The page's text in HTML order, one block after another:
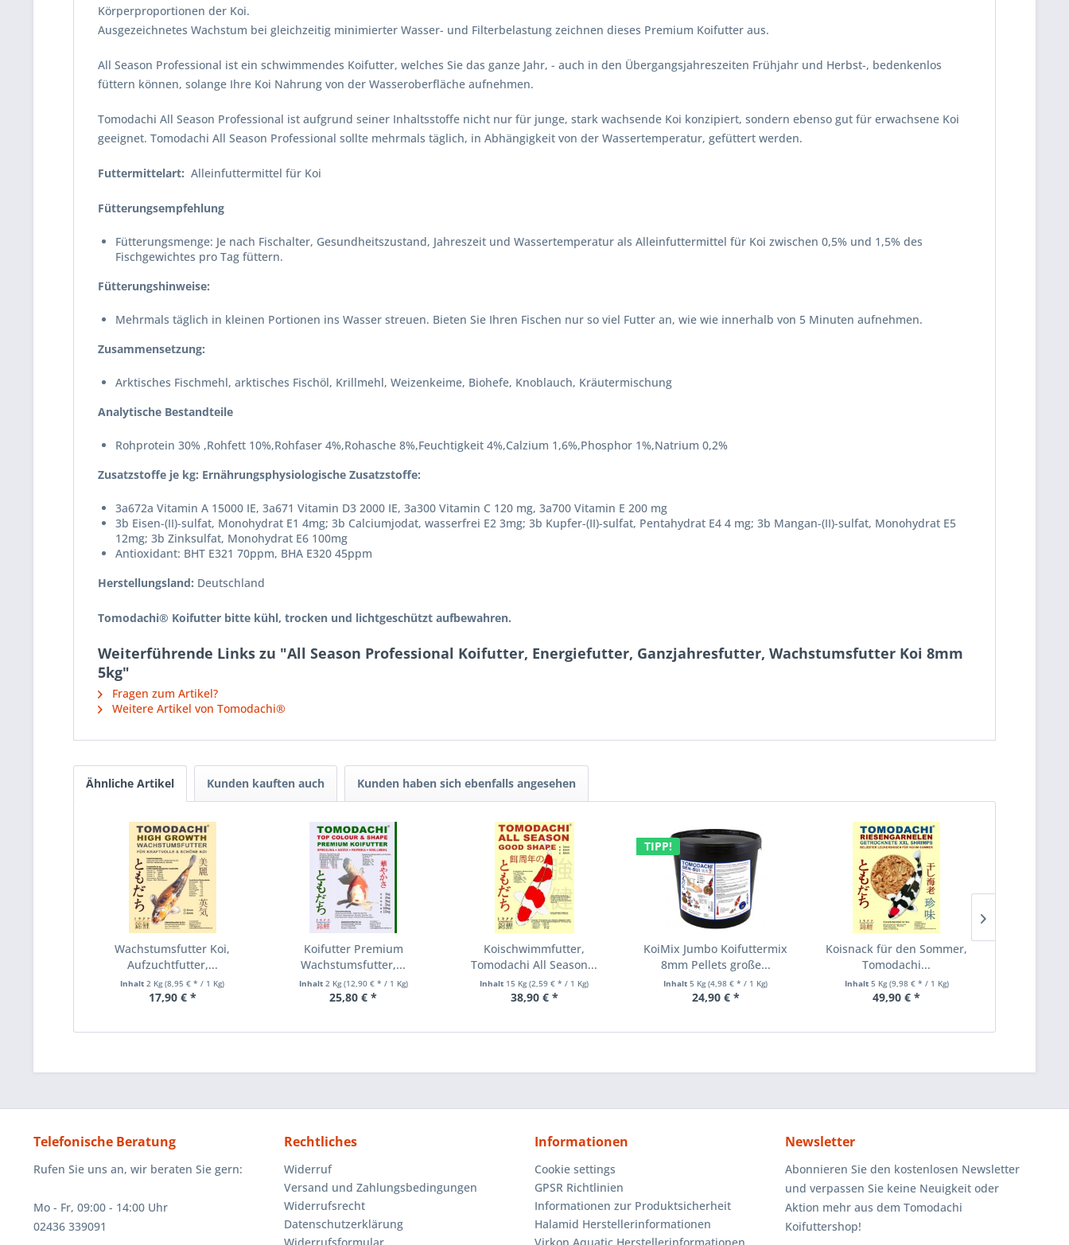
Körperproportionen der Koi.
Ausgezeichnetes Wachstum bei gleichzeitig minimierter Wasser- und Filterbelastung zeichnen dieses Premium Koifutter aus.
All Season Professional ist ein schwimmendes Koifutter, welches Sie das ganze Jahr, - auch in den Übergangsjahreszeiten Frühjahr und Herbst-, bedenkenlos
füttern können, solange Ihre Koi Nahrung von der Wasseroberfläche aufnehmen.
Tomodachi All Season Professional ist aufgrund seiner Inhaltsstoffe nicht nur für junge, stark wachsende Koi konzipiert, sondern ebenso gut für erwachsene Koi
geeignet. Tomodachi All Season Professional sollte mehrmals täglich, in Abhängigkeit von der Wassertemperatur, gefüttert werden.
Futtermittelart: Alleinfuttermittel für Koi
Fütterungsempfehlung
Fütterungsmenge: Je nach Fischalter, Gesundheitszustand, Jahreszeit und Wassertemperatur als Alleinfuttermittel für Koi zwischen 0,5% und 1,5% des
Fischgewichtes pro Tag füttern.
Fütterungshinweise:
Mehrmals täglich in kleinen Portionen ins Wasser streuen. Bieten Sie Ihren Fischen nur so viel Futter an, wie wie innerhalb von 5 Minuten aufnehmen.
Zusammensetzung:
Arktisches Fischmehl, arktisches Fischöl, Krillmehl, Weizenkeime, Biohefe, Knoblauch, Kräutermischung
Analytische Bestandteile
Rohprotein 30% ,Rohfett 10%,Rohfaser 4%,Rohasche 8%,Feuchtigkeit 4%,Calzium 1,6%,Phosphor 1%,Natrium 0,2%
Zusatzstoffe je kg: Ernährungsphysiologische Zusatzstoffe:
3a672a Vitamin A 15000 IE, 3a671 Vitamin D3 2000 IE, 3a300 Vitamin C 120 mg, 3a700 Vitamin E 200 mg
3b Eisen-(II)-sulfat, Monohydrat E1 4mg; 3b Calciumjodat, wasserfrei E2 3mg; 3b Kupfer-(II)-sulfat, Pentahydrat E4 4 mg; 3b Mangan-(II)-sulfat, Monohydrat E5
12mg; 3b Zinksulfat, Monohydrat E6 100mg
Antioxidant: BHT E321 70ppm, BHA E320 45ppm
Herstellungsland: Deutschland
Tomodachi® Koifutter bitte kühl, trocken und lichtgeschützt aufbewahren.
Weiterführende Links zu "All Season Professional Koifutter, Energiefutter, Ganzjahresfutter, Wachstumsfutter Koi 8mm
5kg"
Fragen zum Artikel?
Weitere Artikel von Tomodachi®
Ähnliche Artikel Kunden kauften auch Kunden haben sich ebenfalls angesehen
Wachstumsfutter Koi,
Aufzuchtfutter,...
Inhalt2 Kg(8,95 € * / 1 Kg)
17,90 € *
Koifutter Premium
Wachstumsfutter,...
Inhalt 2 Kg(12,90 € * / 1 Kg)
25,80 € *
Koischwimmfutter,
Tomodachi All Season...
Inhalt 15 Kg(2,59 € * / 1 Kg)
38,90 € *
TIPP!
KoiMix Jumbo Koifuttermix
8mm Pellets große...
Inhalt5 Kg(4,98 € * / 1 Kg)
24,90 € *
Koisnack für den Sommer,
Tomodachi...
Inhalt 5 Kg(9,98 € * / 1 Kg)
49,90 € *
Telefonische Beratung
Rufen Sie uns an, wir beraten Sie gern:
Mo - Fr, 09:00 - 14:00 Uhr
02436 339091
Rechtliches
Widerruf
Versand und Zahlungsbedingungen
Widerrufsrecht
Datenschutzerklärung
Informationen
Cookie settings
GPSR Richtlinien
Informationen zur Produktsicherheit
Halamid Herstellerinformationen
Newsletter
Abonnieren Sie den kostenlosen Newsletter
und verpassen Sie keine Neuigkeit oder
Aktion mehr aus dem Tomodachi
Koifuttershop!